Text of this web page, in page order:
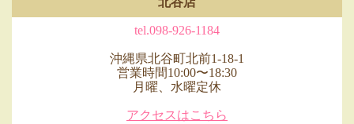
北谷店
tel.098-926-1184
沖縄県北谷町北前1-18-1
営業時間10:00〜18:30
月曜、水曜定休
アクセスはこちら